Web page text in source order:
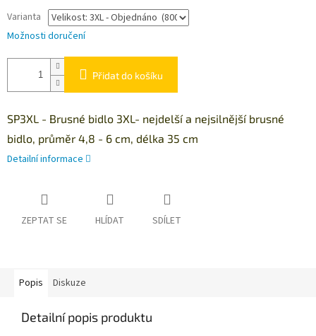
Varianta
Možnosti doručení
Přidat do košíku
SP3XL - Brusné bidlo 3XL- nejdelší a nejsilnější brusné
bidlo, průměr 4,8 - 6 cm, délka 35 cm
Detailní informace
ZEPTAT SE HLÍDAT SDÍLET
Popis Diskuze
Detailní popis produktu